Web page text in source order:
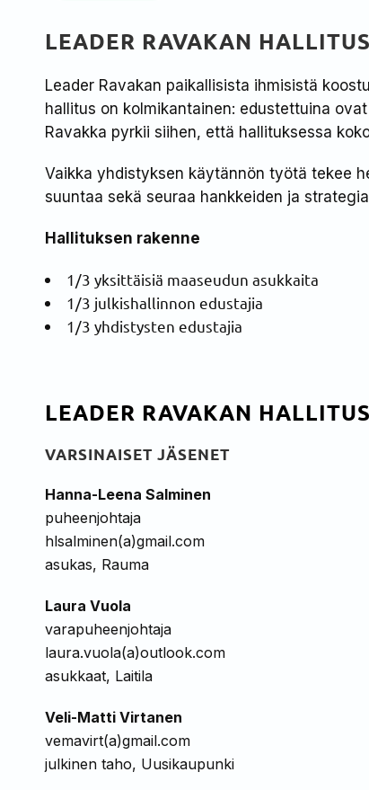
LEADER RAVAKAN HALLITUS
Leader Ravakan paikallisista ihmisistä
hallitus on kolmikantainen: edustettuina
Ravakka pyrkii siihen, että hallituksessa
Vaikka yhdistyksen käytännön työtä tekee
suuntaa sekä seuraa hankkeiden ja
Hallituksen rakenne
1/3 yksittäisiä maaseudun asukkaita
1/3 julkishallinnon edustajia
1/3 yhdistysten edustajia
LEADER RAVAKAN
VARSINAISET JÄSENET
Hanna-Leena Salminen
puheenjohtaja
hlsalminen(a)gmail.com
asukas, Rauma
Laura Vuola
varapuheenjohtaja
laura.vuola(a)outlook.com
asukkaat, Laitila
Veli-Matti Virtanen
vemavirt(a)gmail.com
julkinen taho, Uusikaupunki